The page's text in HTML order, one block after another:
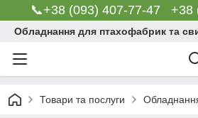
📞+38 (093) 407-77-47 +38
Обладнання для птахофабрик та
Товари та послуги